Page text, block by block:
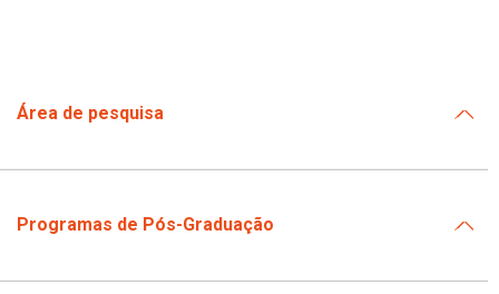
Área de pesquisa
Programas de Pós-Graduação